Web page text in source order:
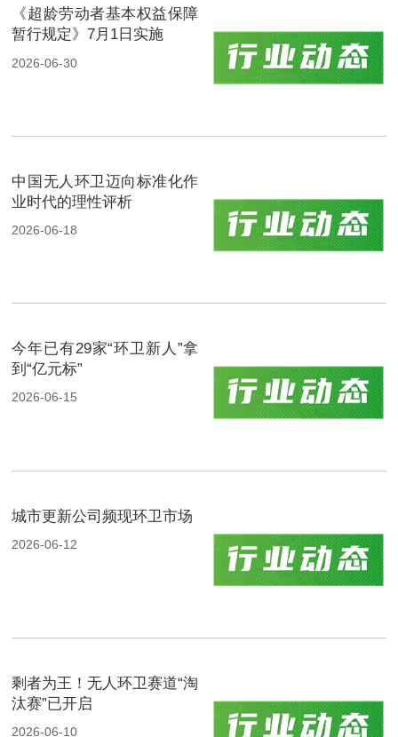
《超龄劳动者基本权益保障
暂行规定》7月1日实施
2026-06-30
中国无人环卫迈向标准化作
业时代的理性评析
2026-06-18
今年已有29家“环卫新人”拿
到“亿元标”
2026-06-15
城市更新公司频现环卫市场
2026-06-12
剩者为王！无人环卫赛道“淘
汰赛”已开启
2026-06-10